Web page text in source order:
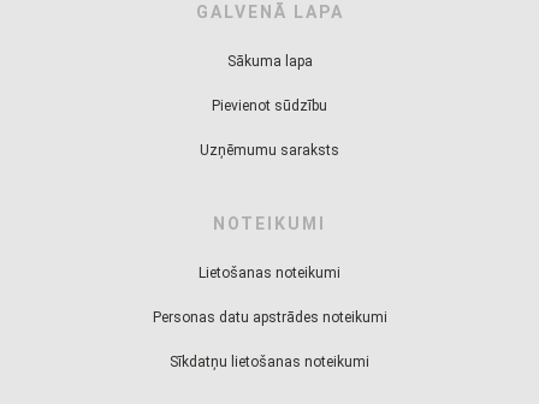
GALVENĀ LAPA
Sākuma lapa
Pievienot sūdzību
Uzņēmumu saraksts
NOTEIKUMI
Lietošanas noteikumi
Personas datu apstrādes noteikumi
Sīkdatņu lietošanas noteikumi